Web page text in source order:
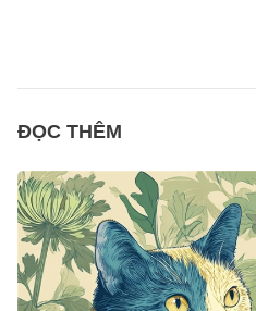
ĐỌC THÊM